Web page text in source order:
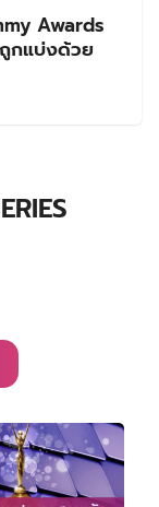
Awards
กแบ่งด้วย